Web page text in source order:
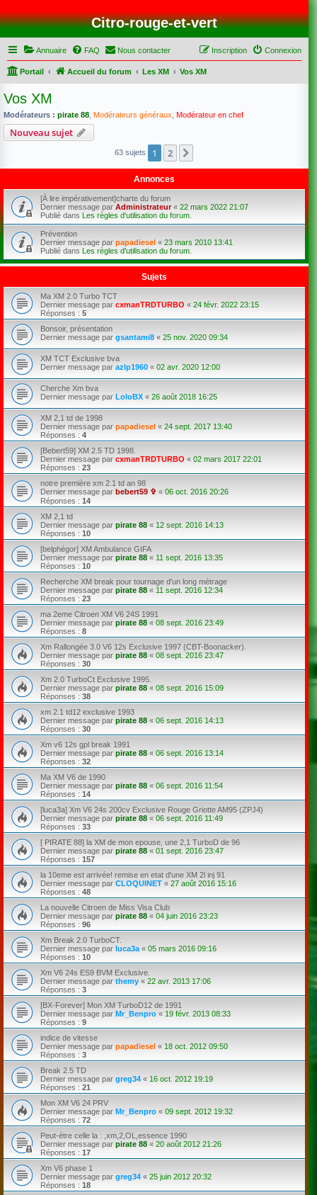
Citro-rouge-et-vert
Annuaire FAQ Nous contacter Connexion
Inscription
Portail Accueil du forum Les XM Vos XM
Vos XM
Modérateurs : pirate 88 Modérateurs généraux Modérateur en chef
Nouveau sujet
63 sujets 1 2
Annonces
[À lire impérativement]charte du forum
Dernier message par Administrateur« 22 mars 2022 21:07
Publié dans Les règles d'utilisation du forum.
Prévention
Dernier message par papadiesel « 23 mars 2010 13:41
Publié dans Les règles d'utilisation du forum.
Sujets
Ma XM 2.0 Turbo TCT
Dernier message par cxmanTRDTURBO « 24 févr. 2022 23:15
Réponses : 5
Bonsoir, présentation
Dernier message par gsantami8 « 25 nov. 2020 09:34
XM TCT Exclusive bva
Dernier message par azlp1960 « 02 avr. 2020 12:00
Cherche Xm bva
Dernier message par LoloBX « 26 août 2018 16:25
XM 2,1 td de 1998
Dernier message par papadiesel « 24 sept. 2017 13:40
Réponses : 4
[Bebert59] XM 2.5 TD 1998.
Dernier message par cxmanTRDTURBO « 02 mars 2017 22:01
Réponses : 23
notre première xm 2.1 td an 98
Dernier message par bebert59 ✞ « 06 oct. 2016 20:26
Réponses : 14
XM 2,1 td
Dernier message par pirate 88 « 12 sept. 2016 14:13
Réponses : 10
[belphégor] XM Ambulance GIFA
Dernier message par pirate 88 « 11 sept. 2016 13:35
Réponses : 10
Recherche XM break pour tournage d'un long métrage
Dernier message par pirate 88 « 11 sept. 2016 12:34
Réponses : 23
ma 2eme Citroen XM V6 24S 1991
Dernier message par pirate 88 « 08 sept. 2016 23:49
Réponses : 8
Xm Rallongée 3.0 V6 12s Exclusive 1997 (CBT-Boonacker).
Dernier message par pirate 88 « 08 sept. 2016 23:47
Réponses : 30
Xm 2.0 TurboCt Exclusive 1995.
Dernier message par pirate 88 « 08 sept. 2016 15:09
Réponses : 38
xm 2.1 td12 exclusive 1993
Dernier message par pirate 88 « 06 sept. 2016 14:13
Réponses : 30
Xm v6 12s gpl break 1991
Dernier message par pirate 88 « 06 sept. 2016 13:14
Réponses : 32
Ma XM V6 de 1990
Dernier message par pirate 88 « 06 sept. 2016 11:54
Réponses : 14
[luca3a] Xm V6 24s 200cv Exclusive Rouge Griotte AM95 (ZPJ4)
Dernier message par pirate 88 « 06 sept. 2016 11:49
Réponses : 33
[ PIRATE 88] la XM de mon epouse, une 2,1 TurboD de 96
Dernier message par pirate 88 « 01 sept. 2016 23:47
Réponses : 157
la 10eme est arrivée! remise en etat d'une XM 2l inj 91
Dernier message par CLOQUINET « 27 août 2016 15:16
Réponses : 48
La nouvelle Citroen de Miss Visa Club
Dernier message par pirate 88 « 04 juin 2016 23:23
Réponses : 96
Xm Break 2.0 TurboCT.
Dernier message par luca3a « 05 mars 2016 09:16
Réponses : 10
Xm V6 24s ES9 BVM Exclusive.
Dernier message par themy « 22 avr. 2013 17:06
Réponses : 3
[BX-Forever] Mon XM TurboD12 de 1991
Dernier message par Mr_Benpro « 19 févr. 2013 08:33
Réponses : 9
indice de vitesse
Dernier message par papadiesel « 18 oct. 2012 09:50
Réponses : 3
Break 2.5 TD
Dernier message par greg34 « 16 oct. 2012 19:19
Réponses : 21
Mon XM V6 24 PRV
Dernier message par Mr_Benpro « 09 sept. 2012 19:32
Réponses : 72
Peut-étre celle la : ,xm,2,OL,essence 1990
Dernier message par pirate 88 « 20 août 2012 21:26
Réponses : 17
Xm V6 phase 1
Dernier message par greg34 « 25 juin 2012 20:32
Réponses : 18